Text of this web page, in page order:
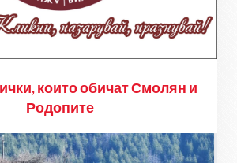
които обичат Смолян и
Родопите